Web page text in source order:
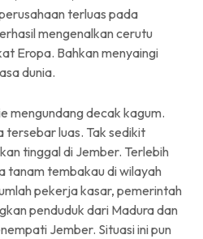
terluas pada
mengenalkan cerutu
Eropa. Bahkan menyaingi
dunia.
mengundang decak kagum.
tersebar luas. Tak sedikit
tinggal di Jember. Terlebih
tanam tembakau di wilayah
pekerja kasar, pemerintah
penduduk dari Madura dan
Jember. Situasi ini pun